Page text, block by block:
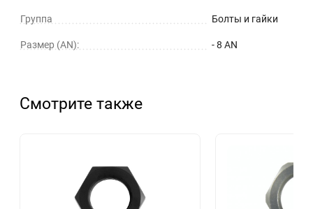
Группа Болты и гайки
Размер (AN): - 8 AN
Смотрите также